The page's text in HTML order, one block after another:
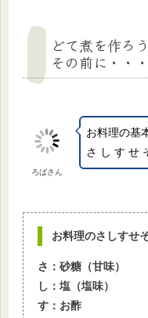
どて煮を作ろ
その前に・・・
ろばさん
お料理の基
さ し す せ
お料理のさしすせ
さ：砂糖（甘味）
し：塩（塩味）
す：お酢